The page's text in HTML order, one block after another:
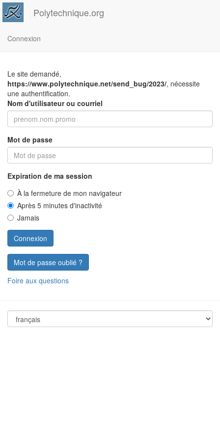
Polytechnique.org
Connexion
Le site demandé,
https://www.polytechnique.net/send_bug/2023/, nécessite
une authentification.
Nom d'utilisateur ou courriel
Mot de passe
Expiration de ma session
À la fermeture de mon navigateur
Après 5 minutes d'inactivité
Jamais
Mot de passe oublié ?
Foire aux questions